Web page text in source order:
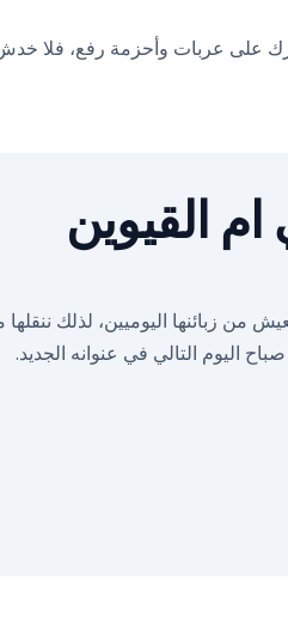
على عربات وأحزمة رفع، فلا
القيوين
زبائنها اليوميين، لذلك
اليوم التالي في عنوانه الجديد.